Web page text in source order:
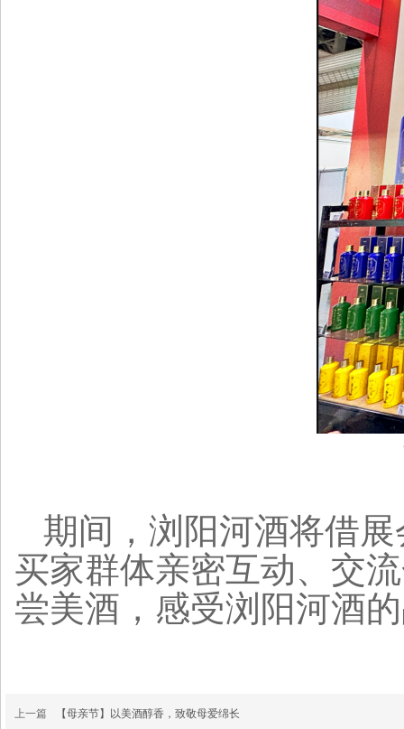
期间，浏阳河酒将借
买家群体亲密互动、交
尝美酒，感受浏阳河酒
上一篇 【母亲节】以美酒醇香，致敬母爱绵长